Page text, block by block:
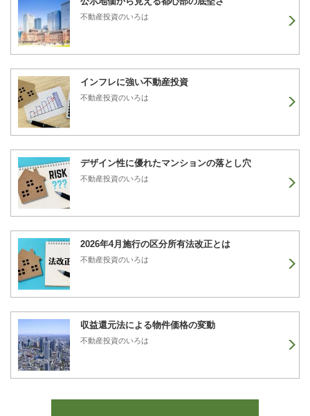
不動産投資のいろは
インフレに強い不動産投資
不動産投資のいろは
デザイン性に優れたマンションの落とし穴
不動産投資のいろは
2026年4月施行の区分所有法改正とは
不動産投資のいろは
収益還元法による物件価格の変動
不動産投資のいろは